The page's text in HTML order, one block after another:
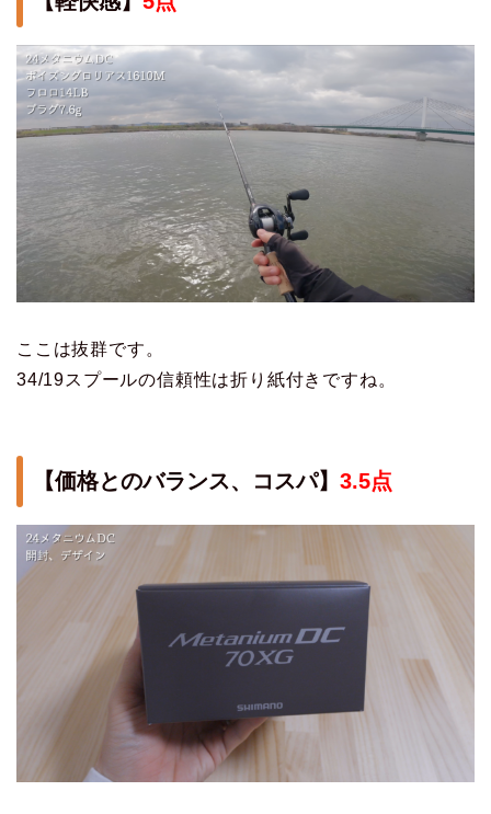
ここは抜群です。
34/19スプールの信頼性は折り紙付きですね。
【価格とのバランス、コスパ】 3.5点